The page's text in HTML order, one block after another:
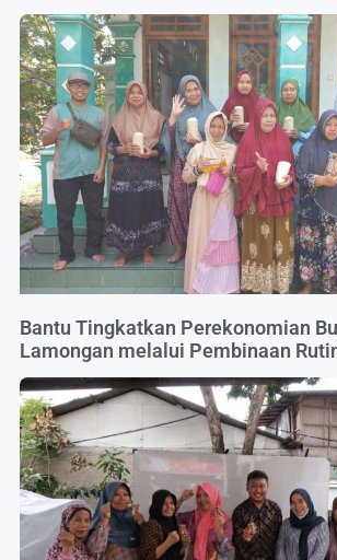
Bantu Tingkatkan Perekonomian
Lamongan melalui Pembinaan